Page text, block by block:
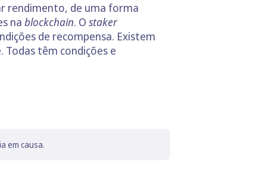
rendimento, de uma forma
na blockchain. O staker
de recompensa. Existem
Todas têm condições e
em causa.